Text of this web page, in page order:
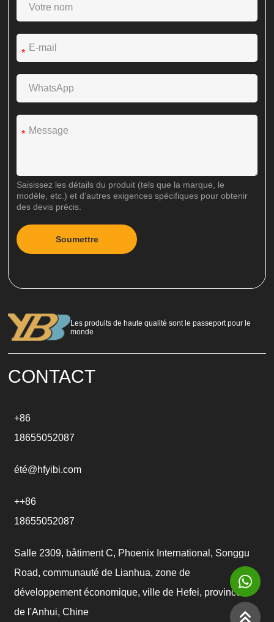
Les produits de haute qualité sont le passeport pour le
monde
CONTACT
+86
18655052087
été@hfyibi.com
++86
18655052087
Salle 2309, bâtiment C, Phoenix International, Songgu
Road, communauté de Lianhua, zone de
développement économique, ville de Hefei, province
de l'Anhui, Chine
*
*
Saisissez les détails du produit (tels que la marque, le
modèle, etc.) et d’autres exigences spécifiques pour obtenir
des devis précis.
Soumettre
e
n
a
e
: